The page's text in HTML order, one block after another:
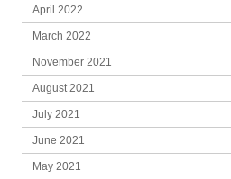
April 2022
March 2022
November 2021
August 2021
July 2021
June 2021
May 2021